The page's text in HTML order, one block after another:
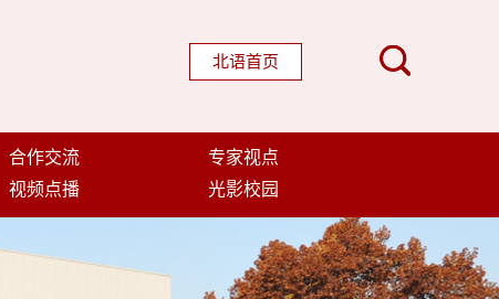
北语首页
合作交流
专家视点
视频点播 光影校园